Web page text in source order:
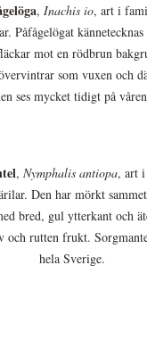
, Inachis io, art i
Påfågelögat
mot en rödbrun
som vuxen och
ses mycket tidigt på
, Nymphalis antiopa, art
Den har mörkt
bred, gul ytterkant och
och rutten frukt.
hela Sverige.